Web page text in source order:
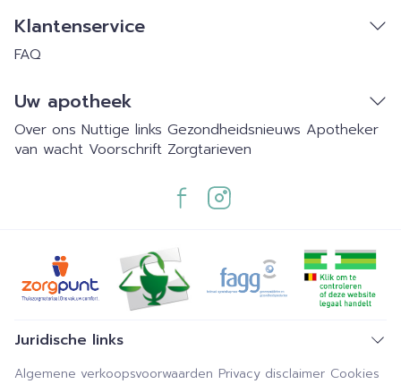
Klantenservice
FAQ
Uw apotheek
Over ons Nuttige links Gezondheidsnieuws Apotheker
van wacht Voorschrift Zorgtarieven
Juridische links
Algemene verkoopsvoorwaarden Privacy disclaimer Cookies